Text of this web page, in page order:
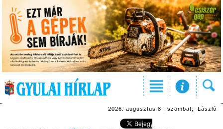
2026. augusztus 8., szombat, László